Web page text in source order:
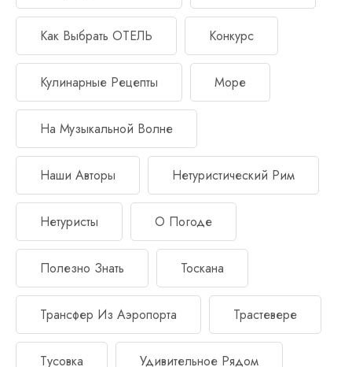
Как Выбрать ОТЕЛЬ Конкурс
Кулинарные Рецепты Море
На Музыкальной Волне
Наши Авторы Нетуристический Рим
Нетуристы О Погоде
Полезно Знать Тоскана
Трансфер Из Аэропорта Трастевере
Тусовка Удивительное Рядом